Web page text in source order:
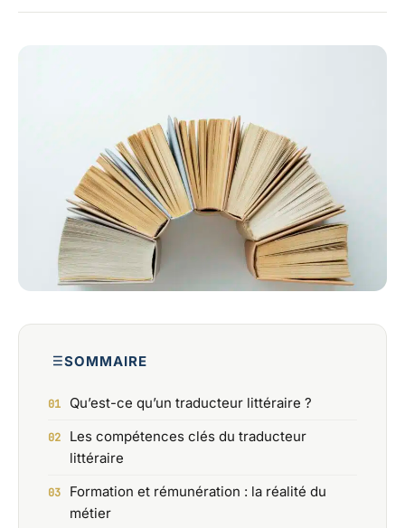
SOMMAIRE
Qu’est-ce qu’un traducteur littéraire ?
Les compétences clés du traducteur
littéraire
Formation et rémunération : la réalité du
métier